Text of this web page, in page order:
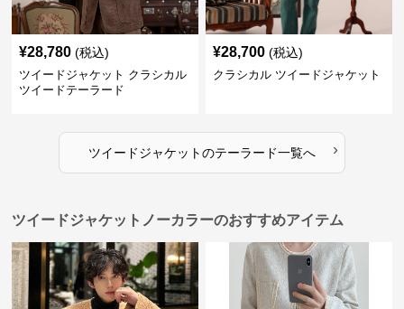
¥28,780 (税込)
ツイードジャケット クラシカル
ツイードテーラード
¥28,700 (税込)
クラシカル ツイードジャケット
ツイードジャケットのテーラード一覧へ ›
ツイードジャケットノーカラーのおすすめアイテム